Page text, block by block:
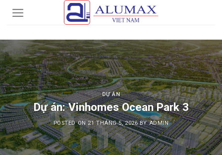
DỰ ÁN
Dự án: Vinhomes Ocean Park 3
POSTED ON21 THÁNG 5, 2026 BYADMIN